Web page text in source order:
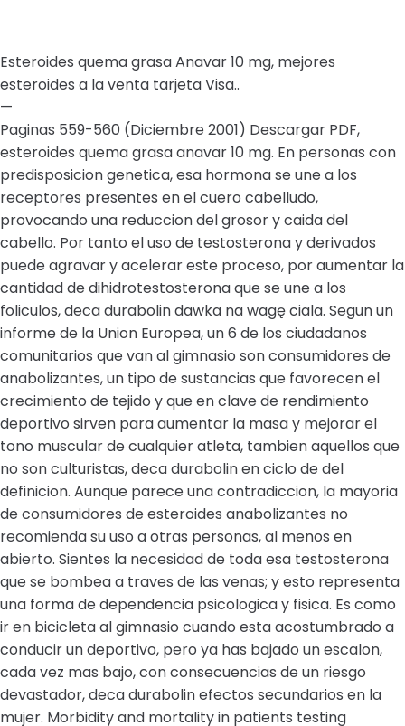
Esteroides quema grasa Anavar 10 mg, mejores
esteroides a la venta tarjeta Visa..
—
Paginas 559-560 (Diciembre 2001) Descargar PDF,
esteroides quema grasa anavar 10 mg. En personas con
predisposicion genetica, esa hormona se une a los
receptores presentes en el cuero cabelludo,
provocando una reduccion del grosor y caida del
cabello. Por tanto el uso de testosterona y derivados
puede agravar y acelerar este proceso, por aumentar la
cantidad de dihidrotestosterona que se une a los
foliculos, deca durabolin dawka na wagę ciala. Segun un
informe de la Union Europea, un 6 de los ciudadanos
comunitarios que van al gimnasio son consumidores de
anabolizantes, un tipo de sustancias que favorecen el
crecimiento de tejido y que en clave de rendimiento
deportivo sirven para aumentar la masa y mejorar el
tono muscular de cualquier atleta, tambien aquellos que
no son culturistas, deca durabolin en ciclo de del
definicion. Aunque parece una contradiccion, la mayoria
de consumidores de esteroides anabolizantes no
recomienda su uso a otras personas, al menos en
abierto. Sientes la necesidad de toda esa testosterona
que se bombea a traves de las venas; y esto representa
una forma de dependencia psicologica y fisica. Es como
ir en bicicleta al gimnasio cuando esta acostumbrado a
conducir un deportivo, pero ya has bajado un escalon,
cada vez mas bajo, con consecuencias de un riesgo
devastador, deca durabolin efectos secundarios en la
mujer. Morbidity and mortality in patients testing